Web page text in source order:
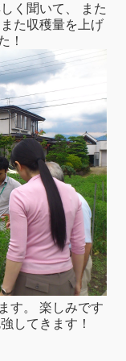
く聞いて、 また
た収穫量を上げ
！
す。 楽しみです
してきます！